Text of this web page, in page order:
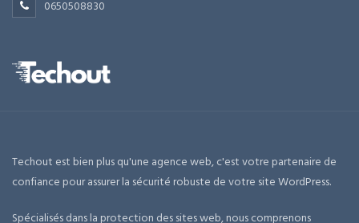
0650508830
Techout est bien plus qu'une agence web, c'est votre partenaire de
confiance pour assurer la sécurité robuste de votre site WordPress.
Spécialisés dans la protection des sites web, nous comprenons